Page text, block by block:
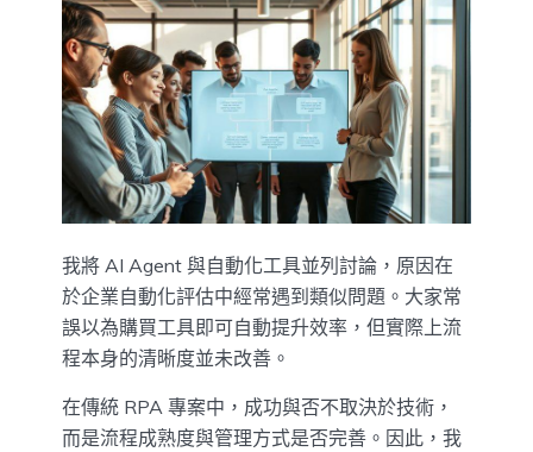
我將 AI Agent 與自動化工具並列討論，原因在
於企業自動化評估中經常遇到類似問題。大家常
誤以為購買工具即可自動提升效率，但實際上流
程本身的清晰度並未改善。
在傳統 RPA 專案中，成功與否不取決於技術，
而是流程成熟度與管理方式是否完善。因此，我